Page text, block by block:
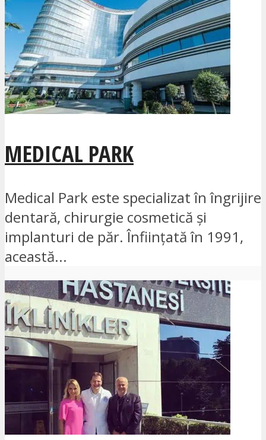
MEDICAL PARK
Medical Park este specializat în îngrijire
dentară, chirurgie cosmetică și
implanturi de păr. Înființată în 1991,
această...